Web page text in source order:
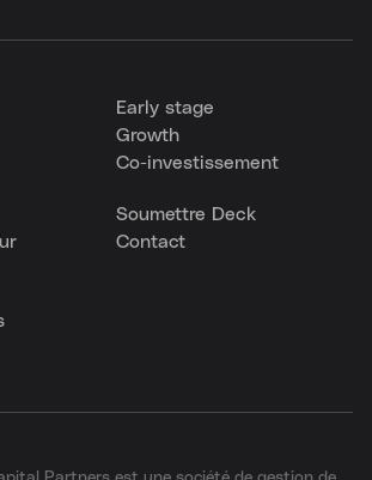
Early stage
Growth
Co-investissement
Soumettre Deck
Contact